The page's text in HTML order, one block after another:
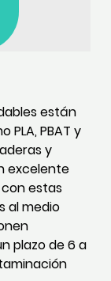
están
PBAT y
y
excelente
estas
al medio
plazo de 6 a